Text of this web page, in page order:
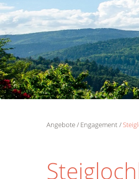
Angebote Engagement